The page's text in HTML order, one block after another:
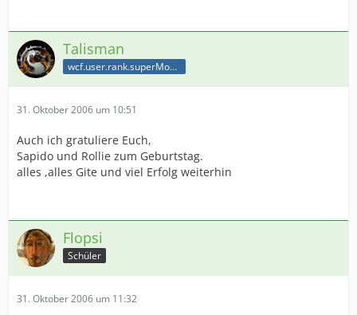
Talisman
wcf.user.rank.superModerator
31. Oktober 2006 um 10:51
Auch ich gratuliere Euch,
Sapido und Rollie zum Geburtstag.
alles ,alles Gite und viel Erfolg weiterhin
Flopsi
Schüler
31. Oktober 2006 um 11:32